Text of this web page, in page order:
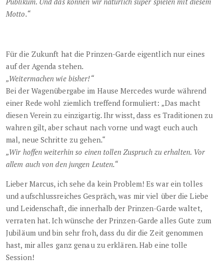
Motto.“
Für die Zukunft hat die Prinzen-Garde eigentlich nur eines
auf der Agenda stehen.
„Weitermachen wie bisher!“
Bei der Wagenübergabe im Hause Mercedes wurde während
einer Rede wohl ziemlich treffend formuliert: „Das macht
diesen Verein zu einzigartig. Ihr wisst, dass es Traditionen zu
wahren gilt, aber schaut nach vorne und wagt euch auch
mal, neue Schritte zu gehen.“
„Wir hoffen weiterhin so einen tollen Zuspruch zu erhalten. Vor
allem auch von den jungen Leuten.“
Lieber Marcus, ich sehe da kein Problem! Es war ein tolles
und aufschlussreiches Gespräch, was mir viel über die Liebe
und Leidenschaft, die innerhalb der Prinzen-Garde waltet,
verraten hat. Ich wünsche der Prinzen-Garde alles Gute zum
Jubiläum und bin sehr froh, dass du dir die Zeit genommen
hast, mir alles ganz genau zu erklären. Hab eine tolle
Session!